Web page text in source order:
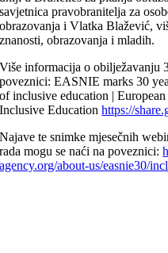
savjetnica pravobranitelja za
obrazovanja i Vlatka Blažević,
znanosti, obrazovanja i mladih.
Više informacija o obilježavanju
poveznici: EASNIE marks 30
of inclusive education |
Inclusive Educationhttps://
Najave te snimke mjesečnih
rada mogu se naći na poveznici:
agency.org/about-us/easnie30/